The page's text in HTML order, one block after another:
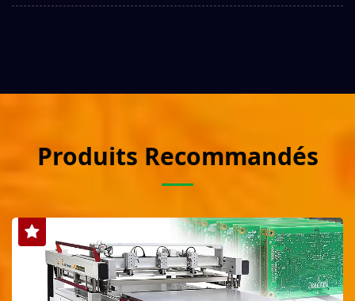
Produits Recommandés